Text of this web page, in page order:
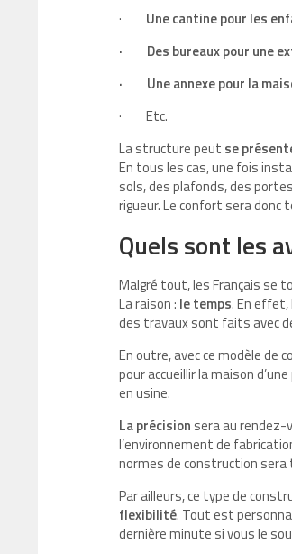
·
Une cantine pour les
· Des bureaux pour une
· Une annexe pour la
· Etc.
La structure peut se
En tous les cas, une fois
sols, des plafonds, des
rigueur. Le confort sera
Quels sont les
Malgré tout, les Français se
La raison : le temps. En effet,
des travaux sont faits avec
En outre, avec ce modèle de
pour accueillir la maison
en usine.
La précision sera au rendez-
l’environnement de
normes de construction sera
Par ailleurs, ce type de
flexibilité. Tout est
dernière minute si vous le